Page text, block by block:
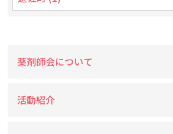
薬剤師会について
活動紹介